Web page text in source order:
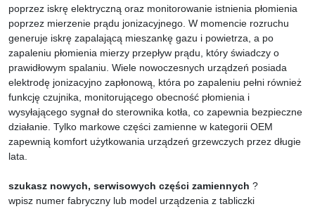
poprzez iskrę elektryczną oraz monitorowanie istnienia płomienia
poprzez mierzenie prądu jonizacyjnego. W momencie rozruchu
generuje iskrę zapalającą mieszankę gazu i powietrza, a po
zapaleniu płomienia mierzy przepływ prądu, który świadczy o
prawidłowym spalaniu. Wiele nowoczesnych urządzeń posiada
elektrodę jonizacyjno zapłonową, która po zapaleniu pełni również
funkcję czujnika, monitorującego obecność płomienia i
wysyłającego sygnał do sterownika kotła, co zapewnia bezpieczne
działanie. Tylko markowe części zamienne w kategorii OEM
zapewnią komfort użytkowania urządzeń grzewczych przez długie
lata.
szukasz nowych, serwisowych części zamiennych ?
wpisz numer fabryczny lub model urządzenia z tabliczki